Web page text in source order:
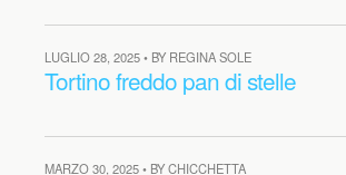
LUGLIO 28, 2025 • BY REGINA SOLE
Tortino freddo pan di stelle
MARZO 30, 2025 • BY CHICCHETTA